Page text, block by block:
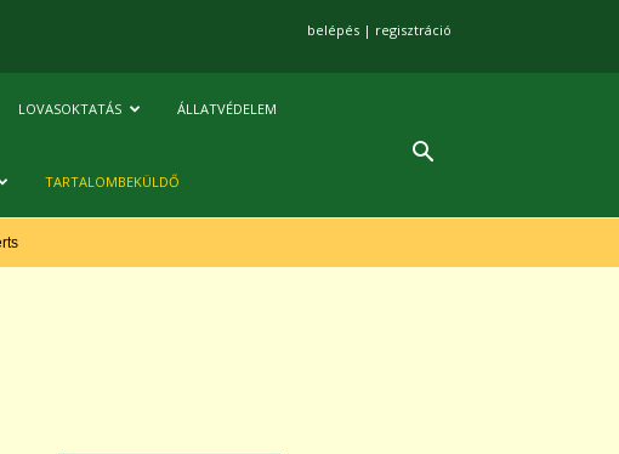
belépés | regisztráció
LOVASOKTATÁS ÁLLATVÉDELEM
TARTALOMBEKÜLDŐ